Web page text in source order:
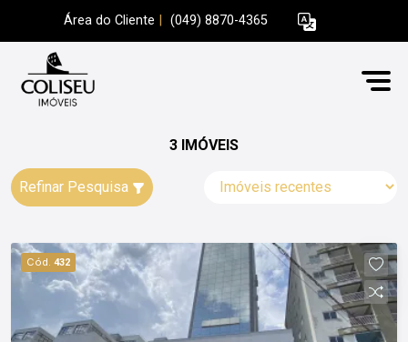
Área do Cliente (049) 8870-4365
3 IMÓVEIS
Refinar Pesquisa
Cód. 432